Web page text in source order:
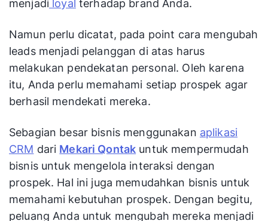
Ubah Leads Menjadi
Pelanggan Sekarang!
Dari 10 cara mengubah leads menjadi pelanggan
Anda dapat meningkatkan penjualan bisnis.
Terlebih apabila pelanggan tersebut bisa diubah
menjadiloyalterhadap brand Anda.
Namun perlu dicatat, pada point cara mengubah
leads menjadi pelanggan di atas harus